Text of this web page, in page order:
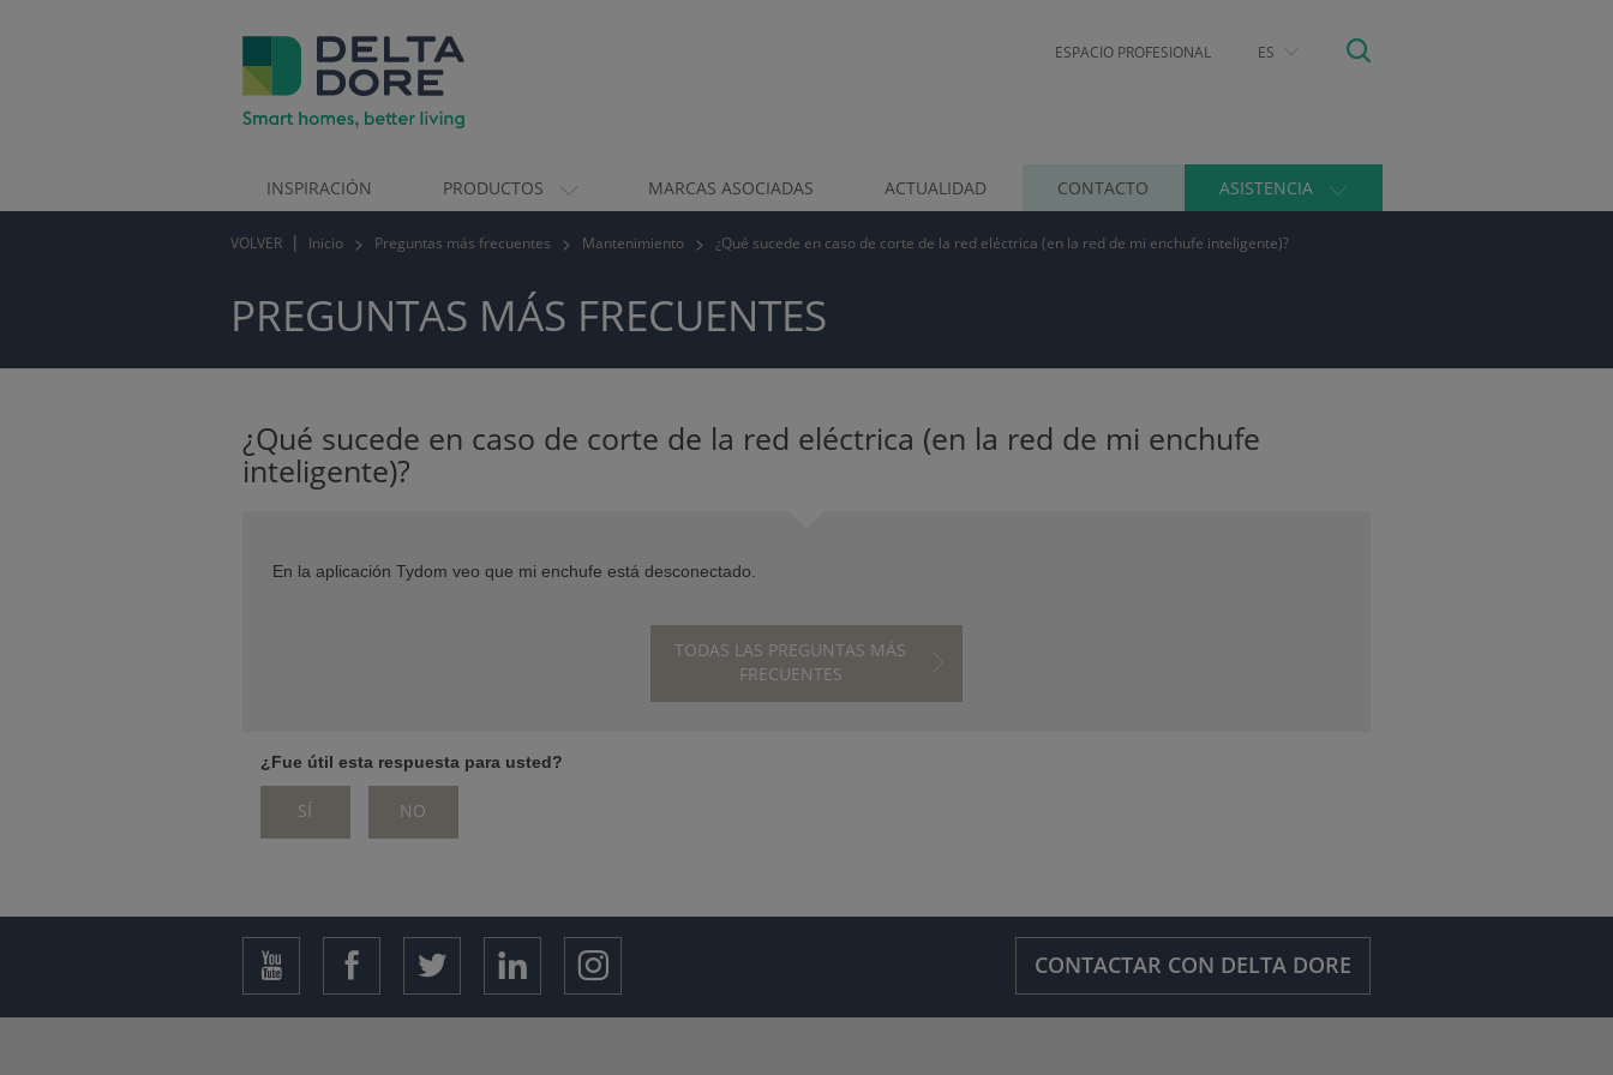
ESPACIO PROFESIONAL ES
INSPIRACIÓN PRODUCTOS MARCAS ASOCIADAS ACTUALIDAD CONTACTO ASISTENCIA
VOLVER Inicio Preguntas más frecuentes Mantenimiento ¿Qué sucede en caso de corte de la red eléctrica (en la red de mi enchufe inteligente)?
PREGUNTAS MÁS FRECUENTES
¿Qué sucede en caso de corte de la red eléctrica (en la red de mi enchufe
inteligente)?
En la aplicación Tydom veo que mi enchufe está desconectado.
TODAS LAS PREGUNTAS MÁS
FRECUENTES
¿Fue útil esta respuesta para usted?
SÍ NO
CONTACTAR CON DELTA DORE